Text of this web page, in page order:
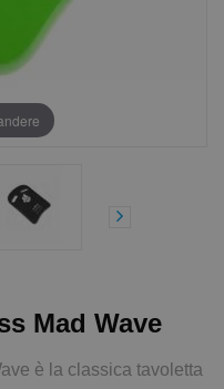
Mad Wave
è la classica tavoletta